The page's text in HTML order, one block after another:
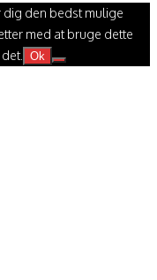
dig den bedst mulige
med at bruge dette
Ok